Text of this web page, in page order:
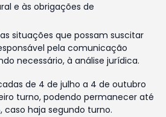
e às obrigações de
situações que possam suscitar
pela comunicação
necessário, à análise jurídica.
de 4 de julho a 4 de outubro
turno, podendo permanecer até
caso haja segundo turno.